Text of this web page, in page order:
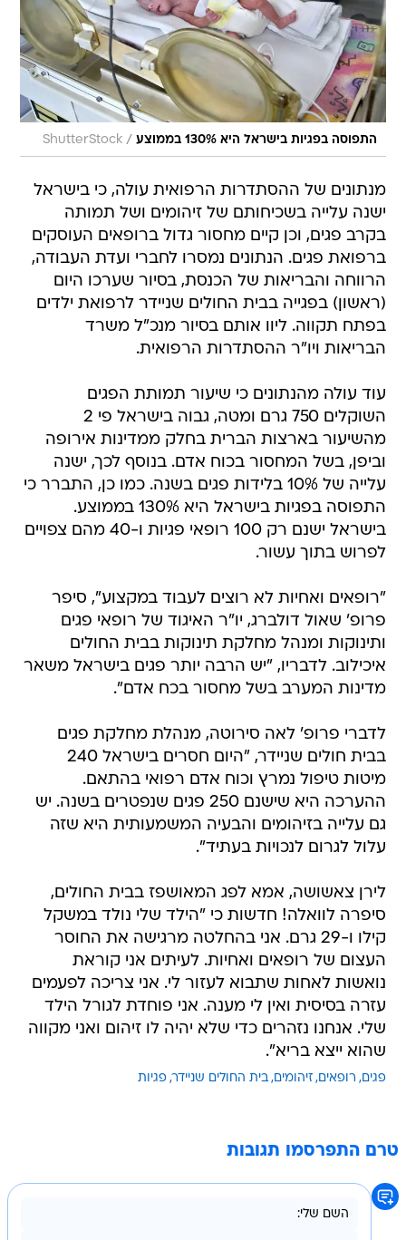
התפוסה בפגיות בישראל היא 130% בממוצע /
ShutterStock
מנתונים של ההסתדרות הרפואית עולה, כי בישראל
ישנה עלייה בשכיחותם של זיהומים ושל תמותה
בקרב פגים, וכן קיים מחסור גדול ברופאים העוסקים
ברפואת פגים. הנתונים נמסרו לחברי ועדת העבודה,
הרווחה והבריאות של הכנסת, בסיור שערכו היום
(ראשון) בפגייה בבית החולים שניידר לרפואת ילדים
בפתח תקווה. ליוו אותם בסיור מנכ"ל משרד
הבריאות ויו"ר ההסתדרות הרפואית.
עוד עולה מהנתונים כי שיעור תמותת הפגים
השוקלים 750 גרם ומטה, גבוה בישראל פי 2
מהשיעור בארצות הברית בחלק ממדינות אירופה
וביפן, בשל המחסור בכוח אדם. בנוסף לכך, ישנה
עלייה של 10% בלידות פגים בשנה. כמו כן, התברר כי
התפוסה בפגיות בישראל היא 130% בממוצע.
בישראל ישנם רק 100 רופאי פגיות ו-40 מהם צפויים
לפרוש בתוך עשור.
"רופאים ואחיות לא רוצים לעבוד במקצוע", סיפר
פרופ' שאול דולברג, יו"ר האיגוד של רופאי פגים
ותינוקות ומנהל מחלקת תינוקות בבית החולים
איכילוב. לדבריו, "יש הרבה יותר פגים בישראל משאר
מדינות המערב בשל מחסור בכח אדם".
לדברי פרופ' לאה סירוטה, מנהלת מחלקת פגים
בבית חולים שניידר, "היום חסרים בישראל 240
מיטות טיפול נמרץ וכוח אדם רפואי בהתאם.
ההערכה היא שישנם 250 פגים שנפטרים בשנה. יש
גם עלייה בזיהומים והבעיה המשמעותית היא שזה
עלול לגרום לנכויות בעתיד".
לירן צאשושה, אמא לפג המאושפז בבית החולים,
סיפרה לוואלה! חדשות כי "הילד שלי נולד במשקל
קילו ו-29 גרם. אני בהחלטה מרגישה את החוסר
העצום של רופאים ואחיות. לעיתים אני קוראת
נואשות לאחות שתבוא לעזור לי. אני צריכה לפעמים
עזרה בסיסית ואין לי מענה. אני פוחדת לגורל הילד
שלי. אנחנו נזהרים כדי שלא יהיה לו זיהום ואני מקווה
שהוא ייצא בריא".
פגים רופאים זיהומים בית החולים שניידר פגיות
טרם התפרסמו תגובות